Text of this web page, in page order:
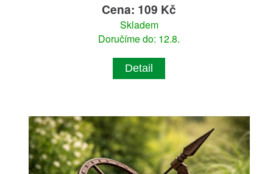
Cena: 109 Kč
Skladem
Doručíme do: 12.8.
Detail